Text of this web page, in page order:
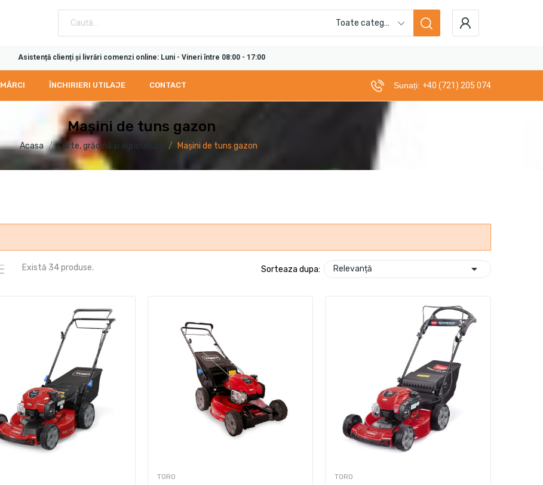
Toate categoriile
Asistență clienți și livrări comenzi online: Luni - Vineri între 08:00 - 17:00
MĂRCI ÎNCHIRIERI UTILAJE CONTACT Sunați: +40 (721) 205 074
Mașini de tuns gazon
Acasa Curte, grădină si agricultura Mașini de tuns gazon
Există 34 produse. Sorteaza dupa: Relevanță 
TORO TORO